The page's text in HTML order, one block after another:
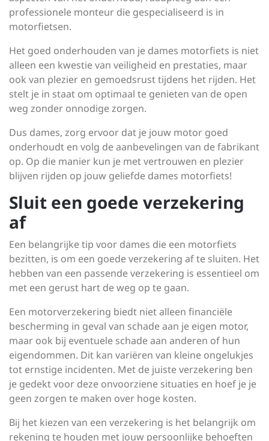
professionele monteur die gespecialiseerd is in
motorfietsen.
Het goed onderhouden van je dames motorfiets is niet
alleen een kwestie van veiligheid en prestaties, maar
ook van plezier en gemoedsrust tijdens het rijden. Het
stelt je in staat om optimaal te genieten van de open
weg zonder onnodige zorgen.
Dus dames, zorg ervoor dat je jouw motor goed
onderhoudt en volg de aanbevelingen van de fabrikant
op. Op die manier kun je met vertrouwen en plezier
blijven rijden op jouw geliefde dames motorfiets!
Sluit een goede verzekering
af
Een belangrijke tip voor dames die een motorfiets
bezitten, is om een goede verzekering af te sluiten. Het
hebben van een passende verzekering is essentieel om
met een gerust hart de weg op te gaan.
Een motorverzekering biedt niet alleen financiële
bescherming in geval van schade aan je eigen motor,
maar ook bij eventuele schade aan anderen of hun
eigendommen. Dit kan variëren van kleine ongelukjes
tot ernstige incidenten. Met de juiste verzekering ben
je gedekt voor deze onvoorziene situaties en hoef je je
geen zorgen te maken over hoge kosten.
Bij het kiezen van een verzekering is het belangrijk om
rekening te houden met jouw persoonlijke behoeften